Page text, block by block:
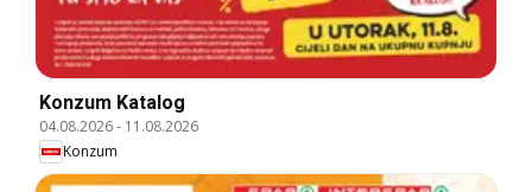
Konzum Katalog
04.08.2026- 11.08.2026
Konzum